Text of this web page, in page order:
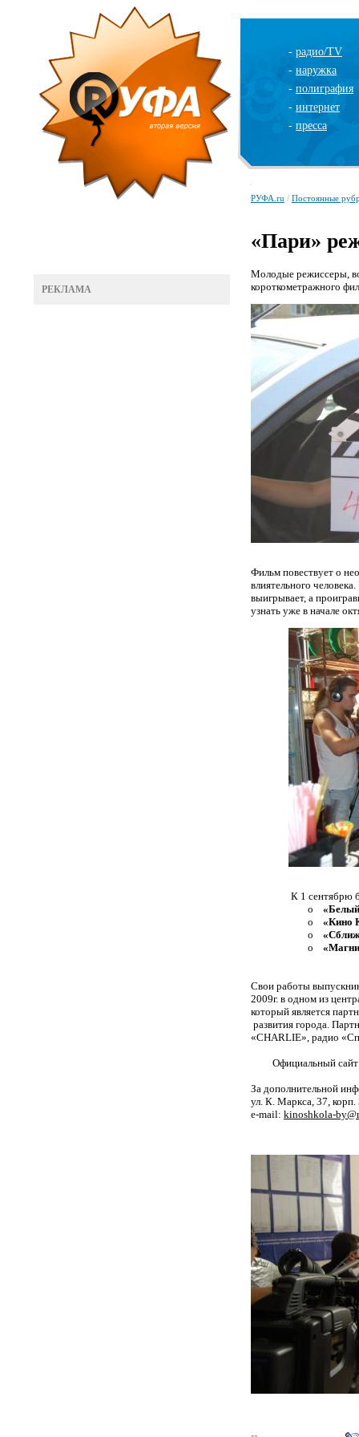
- радио/TV
- наружка
- полиграфия
- интернет
- пресса
РЕКЛАМА
РУФА.ru / Постоянные
«Пари»
Молодые режиссеры,
короткометражного
Фильм повествует о
влиятельного
выигрывает, а
узнать уже в начале
К 1 сентябрю
o
o
«Кино
o
o
Свои работы
2009г. в одном из
который является
развития города.
«CHARLIE», радио
Официальный
За дополнительной
ул. К. Маркса, 37,
e-mail: kinoshkola-